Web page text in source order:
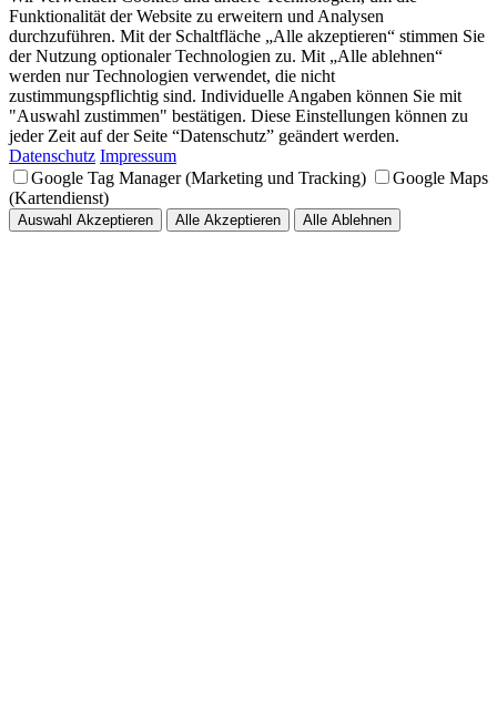
Funktionalität der Website zu erweitern und Analysen
durchzuführen. Mit der Schaltfläche „Alle akzeptieren“ stimmen Sie
der Nutzung optionaler Technologien zu. Mit „Alle ablehnen“
werden nur Technologien verwendet, die nicht
zustimmungspflichtig sind. Individuelle Angaben können Sie mit
"Auswahl zustimmen" bestätigen. Diese Einstellungen können zu
jeder Zeit auf der Seite “Datenschutz” geändert werden.
Datenschutz Impressum
Google Tag Manager (Marketing und Tracking)
Google Maps
(Kartendienst)
Auswahl Akzeptieren Alle Akzeptieren Alle Ablehnen